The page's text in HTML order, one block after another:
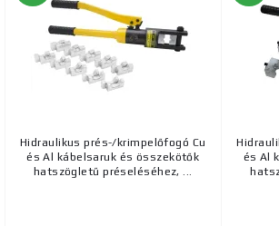
Hidraulikus prés-/krimpelőfogó Cu
és Al kábelsaruk és összekötők
hatszögletű préseléséhez, ...
és Al